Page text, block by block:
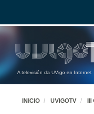
A televisión da UVigo en Internet
INICIO UVIGOTV